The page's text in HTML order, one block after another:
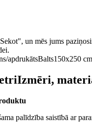
un mēs jums
apdrukātsBalts150x250 cm
Izmēri,
palīdzība saistībā ar